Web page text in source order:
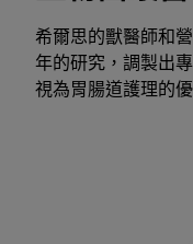
希爾思的獸醫師和
年的研究，調製出
視為胃腸道護理的